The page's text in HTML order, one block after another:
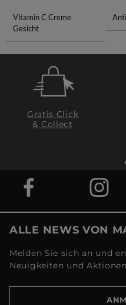
Vitamin C Creme
Gesicht
Gratis Click
& Collect
ALLE NEWS VON
Melden Sie sich an und
Neuigkeiten und